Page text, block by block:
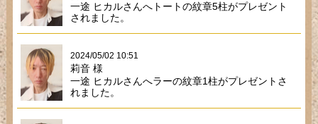
一途 ヒカルさんへトートの紋章5柱がプレゼント
されました。
2024/05/02 10:51
莉音 様
一途 ヒカルさんへラーの紋章1柱がプレゼントさ
れました。